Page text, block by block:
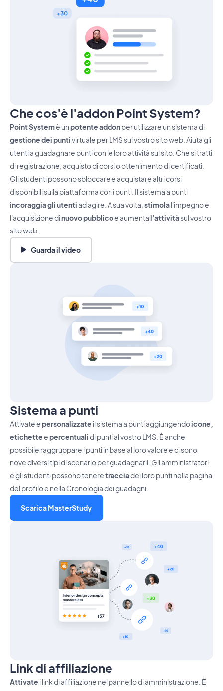
Che cos'è l'addon Point System?
Point Systemè unpotente addonper utilizzare un sistema di
gestione dei puntivirtuale per LMS sul vostro sito web. Aiuta gli
utenti a guadagnare punti con le loro attività sul sito. Che si tratti
di registrazione, acquisto di corsi o ottenimento di certificati.
Gli studenti possono sbloccare e acquistare altri corsi
disponibili sulla piattaforma con i punti. Il sistema a punti
incoraggia gli utentiad agire. A sua volta, stimolal'impegno e
l'acquisizione dinuovo pubblicoe aumental'attivitàsul vostro
sito web.
Guarda il video
Sistema a punti
Attivate epersonalizzate il sistema a punti aggiungendoicone,
etichetteepercentualidi punti al vostro LMS. È anche
possibile raggruppare i punti in base al loro valore e ci sono
nove diversi tipi di scenario per guadagnarli. Gli amministratori
e gli studenti possono teneretracciadei loro punti nella pagina
del profilo e nella Cronologia dei guadagni.
Scarica MasterStudy
Link di affiliazione
Attivate i link di affiliazione nel pannello di amministrazione. È